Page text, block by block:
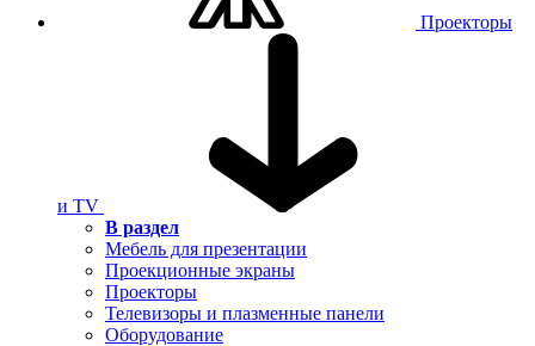
Проекторы
и TV
В раздел
Мебель для презентации
Проекционные экраны
Проекторы
Телевизоры и плазменные панели
Оборудование